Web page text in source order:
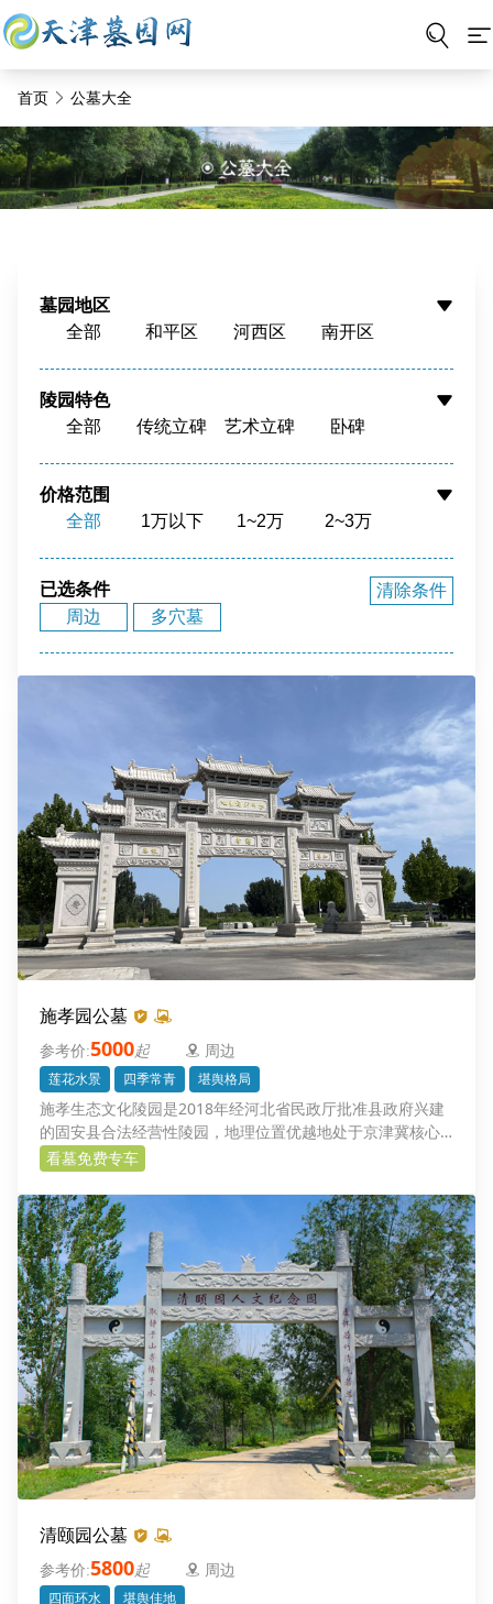
首页 公墓大全
墓园地区
全部
和平区 河西区
南开区
西青区
静海区
宝坻区 宁河区
武清区
滨海新区
周边
陵园特色
全部
传统立碑 艺术立碑
卧碑
骨灰寄存
花园环境
福泽之地
价格范围
全部
1万以下 1~2万
2~3万
15~20万
已选条件
周边
多穴墓
清除条件
施孝园公墓
5000起 周边
莲花水景 四季常青 堪舆格局
施孝生态文化陵园是2018年经河北省民政厅批准县政府兴建
的固安县合法经营性陵园，地理位置优越地处于京津冀核心
区中心地段.
看墓免费专车
清颐园公墓
5800起 周边
四面环水 堪舆佳地